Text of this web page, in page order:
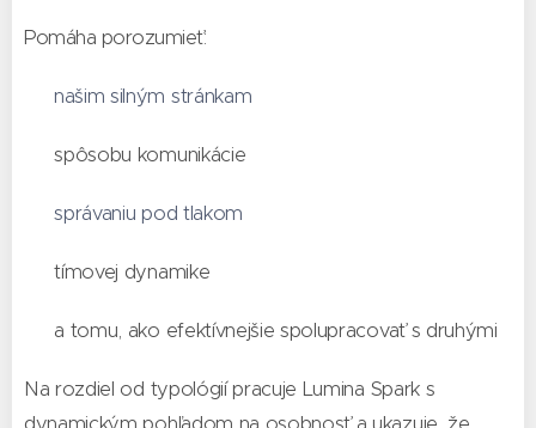
Pomáha porozumieť:
našim silným stránkam
👉 spôsobu komunikácie
👉správaniu pod tlakom
👉 tímovej dynamike
👉 a tomu, ako efektívnejšie spolupracovať s druhými
Na rozdiel od typológií pracuje Lumina Spark s